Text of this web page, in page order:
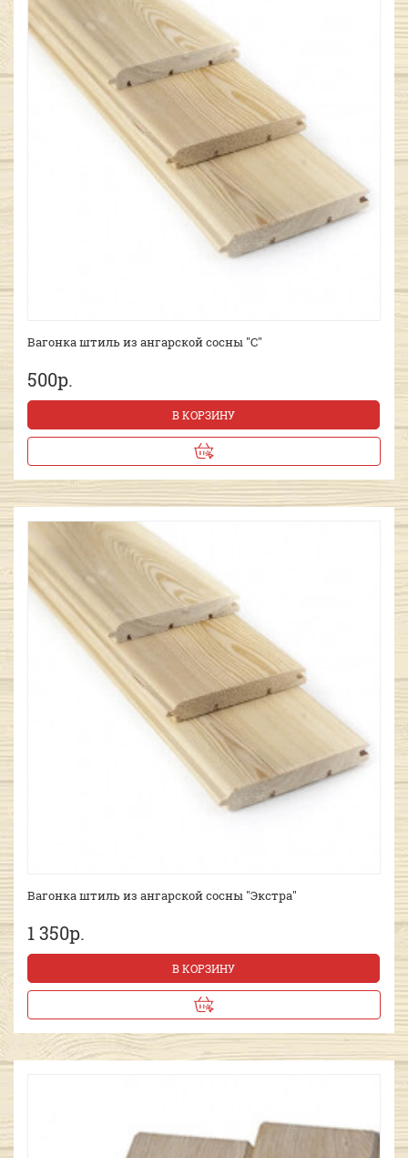
Вагонка штиль из ангарской сосны "С"
500р.
В КОРЗИНУ
Вагонка штиль из ангарской сосны "Экстра"
1 350р.
В КОРЗИНУ